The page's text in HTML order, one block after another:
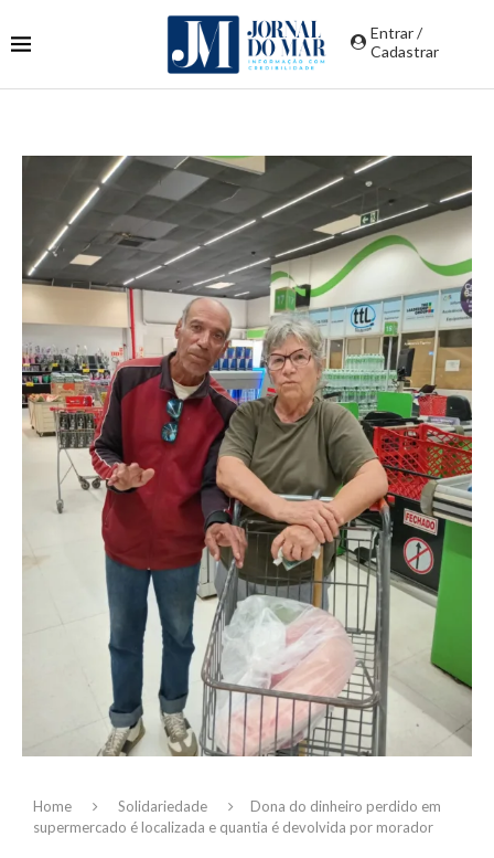
Entrar /
Cadastrar
Home Solidariedade
Dona do dinheiro perdido em
supermercado é localizada e quantia é devolvida por morador